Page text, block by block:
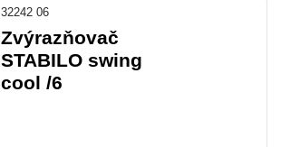
32242 06
Zvýrazňovač
STABILO swing
cool /6